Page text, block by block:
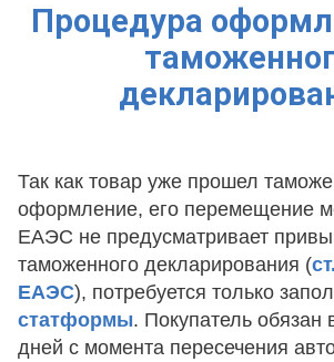
Процедура
Так как товар уже прошел
оформление, его перемещение
ЕАЭС не предусматривает
таможенного декларирования (
ЕАЭС), потребуется только
статформы. Покупатель обязан
дней с момента пересечения